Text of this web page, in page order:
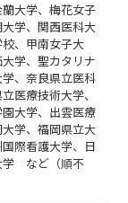
大学、梅花女子
学、関西医科大
、甲南女子大
学、聖カタリナ
、奈良県立医科
医療技術大学、
大学、出雲医療
学、福岡県立大
際看護大学、日
学 など（順不